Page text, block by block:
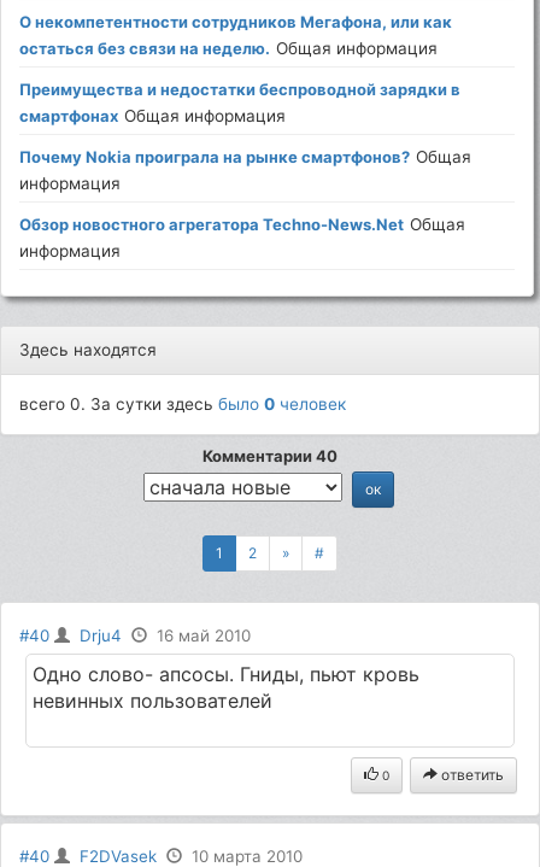
О некомпетентности сотрудников Мегафона, или как
остаться без связи на неделю. Общая информация
Преимущества и недостатки беспроводной зарядки в
смартфонах Общая информация
Почему Nokia проиграла на рынке смартфонов? Общая
информация
Обзор новостного агрегатора Techno-News.Net Общая
информация
Здесь находятся
всего 0. За сутки здесьбыло0 человек
Комментарии 40
1 2 » #
#40 Drju4 16 май 2010
Одно слово- апсосы. Гниды, пьют кровь
невинных пользователей
0 ответить
#40 F2DVasek 10 марта 2010